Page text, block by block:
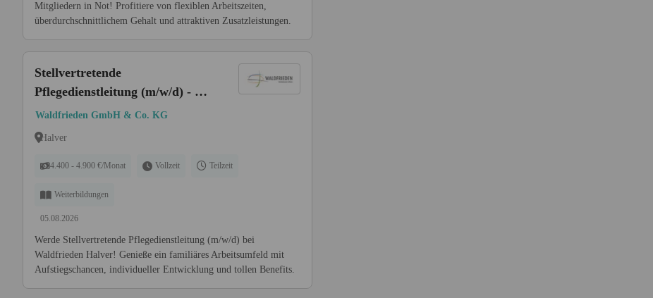
Mitgliedern in Not! Profitiere von flexiblen Arbeitszeiten,
überdurchschnittlichem Gehalt und attraktiven Zusatzleistungen.
Stellvertretende
Pflegedienstleitung (m/w/d) - Bei
uns startet Deine Karriere!
Waldfrieden GmbH & Co. KG
Halver
4.400 - 4.900 €/Monat Vollzeit Teilzeit
Weiterbildungen
05.08.2026
Werde Stellvertretende Pflegedienstleitung (m/w/d) bei
Waldfrieden Halver! Genieße ein familiäres Arbeitsumfeld mit
Aufstiegschancen, individueller Entwicklung und tollen Benefits.